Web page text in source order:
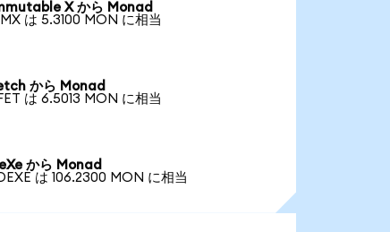
X から Monad
は 5.3100 MON に相当
から Monad
は 6.5013 MON に相当
から Monad
は 106.2300 MON に相当